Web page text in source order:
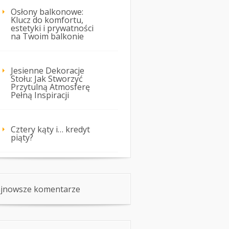
Osłony balkonowe:
Klucz do komfortu,
estetyki i prywatności
na Twoim balkonie
Jesienne Dekoracje
Stołu: Jak Stworzyć
Przytulną Atmosferę
Pełną Inspiracji
Cztery kąty i… kredyt
piąty?
komentarze